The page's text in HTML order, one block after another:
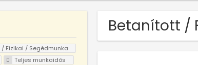
Betanított /
Fizikai / Segédmunka
Teljes munkaidős